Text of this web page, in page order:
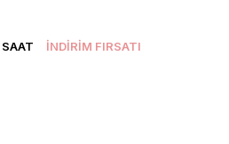
SAAT İNDİRİM FIRSATI